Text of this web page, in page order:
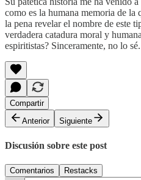
como es la humana memoria de la
la pena revelar el nombre de este
verdadera catadura moral y
espiritistas? Sinceramente, no lo sé.
Compartir
Anterior
Siguiente
Discusión sobre este post
Comentarios Restacks